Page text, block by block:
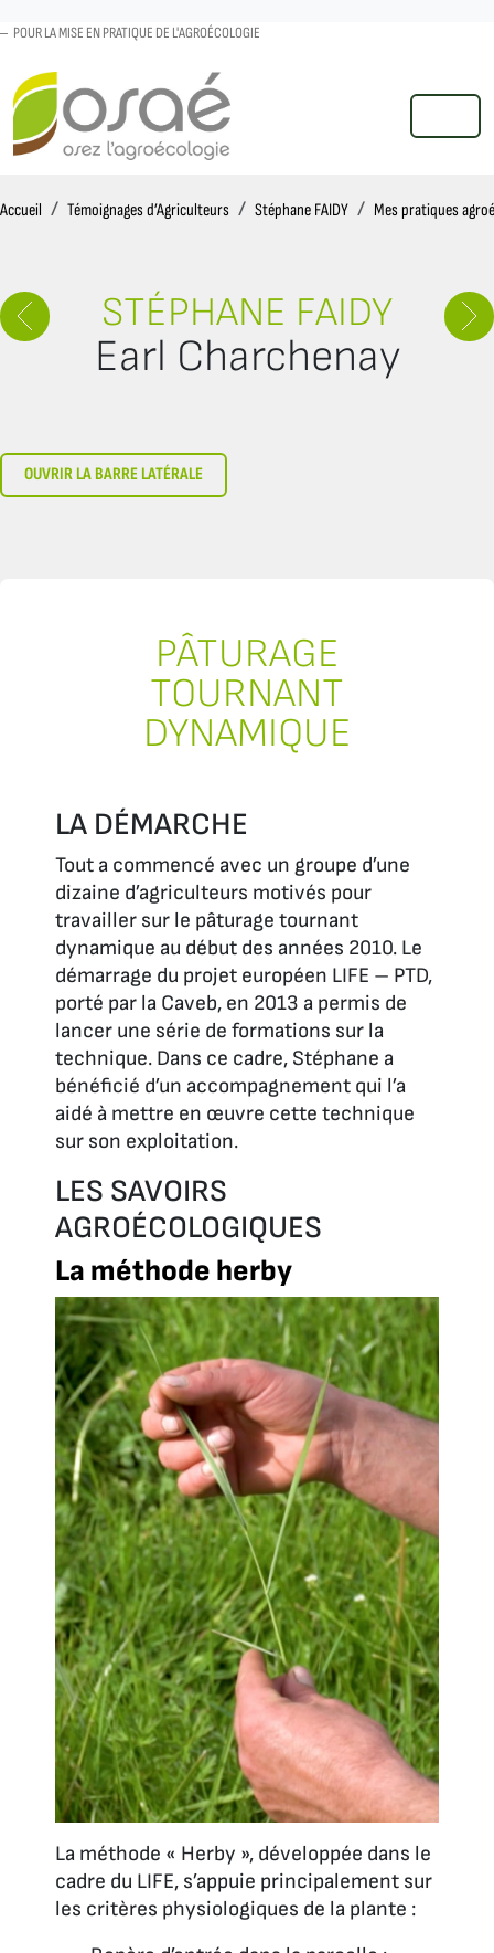
POUR LA MISE EN PRATIQUE DE L'AGROÉCOLOGIE
MENU
Accueil AccueilTémoignages d’Agriculteurs Stéphane FAIDY Mes pratiques
STÉPHANE FAIDY
Earl Charchenay
OUVRIR LA BARRE LATÉRALE
PÂTURAGE
TOURNANT
DYNAMIQUE
LA DÉMARCHE
Tout a commencé avec un groupe d’une
dizaine d’agriculteurs motivés pour
travailler sur le pâturage tournant
dynamique au début des années 2010. Le
démarrage du projet européen LIFE – PTD,
porté par la Caveb, en 2013 a permis de
lancer une série de formations sur la
technique. Dans ce cadre, Stéphane a
bénéficié d’un accompagnement qui l’a
aidé à mettre en œuvre cette technique
sur son exploitation.
LES SAVOIRS
AGROÉCOLOGIQUES
La méthode herby
La méthode « Herby », développée dans le
cadre du LIFE, s’appuie principalement sur
les critères physiologiques de la plante :